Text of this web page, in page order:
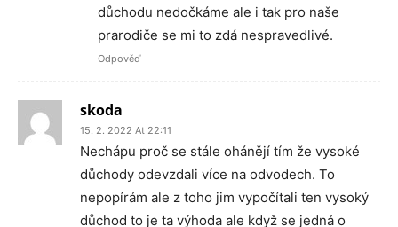
důchodu nedočkáme ale i tak pro naše
prarodiče se mi to zdá nespravedlivé.
Odpověď
skoda
15. 2. 2022 At 22:11
Nechápu proč se stále ohánějí tím že vysoké
důchody odevzdali více na odvodech. To
nepopírám ale z toho jim vypočítali ten vysoký
důchod to je ta výhoda ale když se jedná o